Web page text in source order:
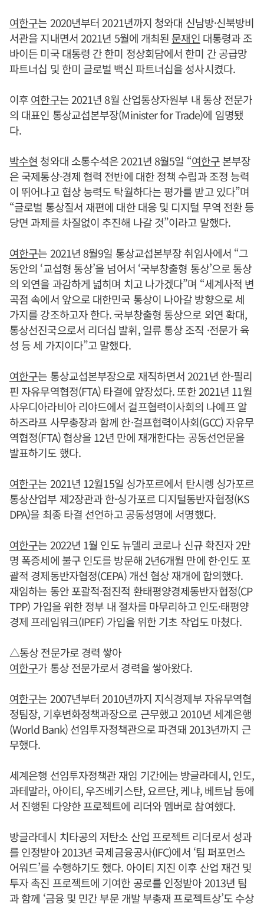
여한구는 2020년부터 2021년까지 청와대 신남방·신북방비
서관을 지내면서 2021년 5월에 개최된 문재인 대통령과 조
바이든 미국 대통령 간 한미 정상회담에서 한미 간 공급망
파트너십 및 한미 글로벌 백신 파트너십을 성사시켰다.
이후여한구는 2021년 8월 산업통상자원부 내 통상 전문가
의 대표인 통상교섭본부장(Minister for Trade)에 임명됐
다.
박수현 청와대 소통수석은 2021년 8월5일 “여한구본부장
은 국제통상·경제 협력 전반에 대한 정책 수립과 조정 능력
이 뛰어나고 협상 능력도 탁월하다는 평가를 받고 있다”며
“글로벌 통상질서 재편에 대한 대응 및 디지털 무역 전환 등
당면 과제를 차질없이 추진해 나갈 것”이라고 말했다.
여한구는 2021년 8월9일 통상교섭본부장 취임사에서 “그
동안의 ‘교섭형 통상’을 넘어서 ‘국부창출형 통상’으로 통상
의 외연을 과감하게 넓히며 치고 나가겠다”며 “세계사적 변
곡점 속에서 앞으로 대한민국 통상이 나아갈 방향으로 세
가지를 강조하고자 한다. 국부창출형 통상으로 외연 확대,
통상선진국으로서 리더십 발휘, 일류 통상 조직 ·전문가 육
성 등 세 가지이다”고 말했다.
여한구는 통상교섭본부장으로 재직하면서 2021년 한-필리
핀 자유무역협정(FTA) 타결에 앞장섰다. 또한 2021년 11월
사우디아라비아 리야드에서 걸프협력이사회의 나예프 알
하즈라프 사무총장과 함께 한·걸프협력이사회(GCC) 자유무
역협정(FTA) 협상을 12년 만에 재개한다는 공동선언문을
발표하기도 했다.
여한구는 2021년 12월15일 싱가포르에서 탄시렝 싱가포르
통상산업부 제2장관과 한-싱가포르 디지털동반자협정(KS
DPA)을 최종 타결 선언하고 공동성명에 서명했다.
여한구는 2022년 1월 인도 뉴델리 코로나 신규 확진자 2만
명 폭증세에 불구 인도를 방문해 2년6개월 만에 한·인도 포
괄적 경제동반자협정(CEPA) 개선 협상 재개에 합의했다.
재임하는 동안 포괄적·점진적 환태평양경제동반자협정(CP
TPP) 가입을 위한 정부 내 절차를 마무리하고 인도·태평양
경제 프레임워크(IPEF) 가입을 위한 기초 작업도 마쳤다.
△통상 전문가로 경력 쌓아
여한구가 통상 전문가로서 경력을 쌓아왔다.
여한구는 2007년부터 2010년까지 지식경제부 자유무역협
정팀장, 기후변화정책과장으로 근무했고 2010년 세계은행
(World Bank) 선임투자정책관으로 파견돼 2013년까지 근
무했다.
세계은행 선임투자정책관 재임 기간에는 방글라데시, 인도,
과테말라, 아이티, 우즈베키스탄, 요르단, 케냐, 베트남 등에
서 진행된 다양한 프로젝트에 리더와 멤버로 참여했다.
방글라데시 치타공의 저탄소 산업 프로젝트 리더로서 성과
를 인정받아 2013년 국제금융공사(IFC)에서 ‘팀 퍼포먼스
어워드’를 수행하기도 했다. 아이티 지진 이후 산업 재건 및
투자 촉진 프로젝트에 기여한 공로를 인정받아 2013년 팀
과 함께 ‘금융 및 민간 부문 개발 부총재 프로젝트상’도 수상